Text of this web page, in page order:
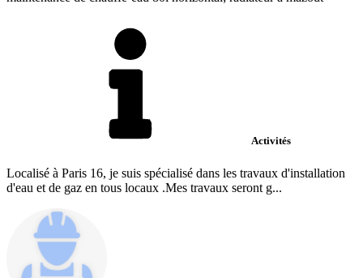
Activités
Localisé à Paris 16, je suis spécialisé dans les travaux d'installation
d'eau et de gaz en tous locaux .Mes travaux seront g...